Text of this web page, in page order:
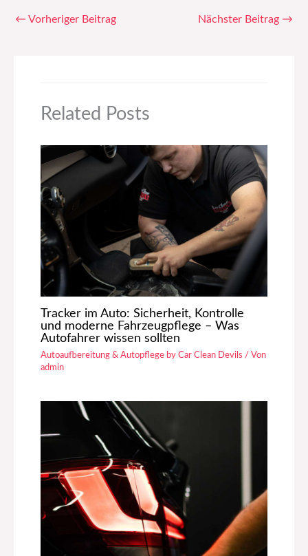
← Vorheriger Beitrag Nächster Beitrag →
Related Posts
Tracker im Auto: Sicherheit, Kontrolle
und moderne Fahrzeugpflege – Was
Autofahrer wissen sollten
Autoaufbereitung & Autopflege by Car Clean Devils / Von
admin